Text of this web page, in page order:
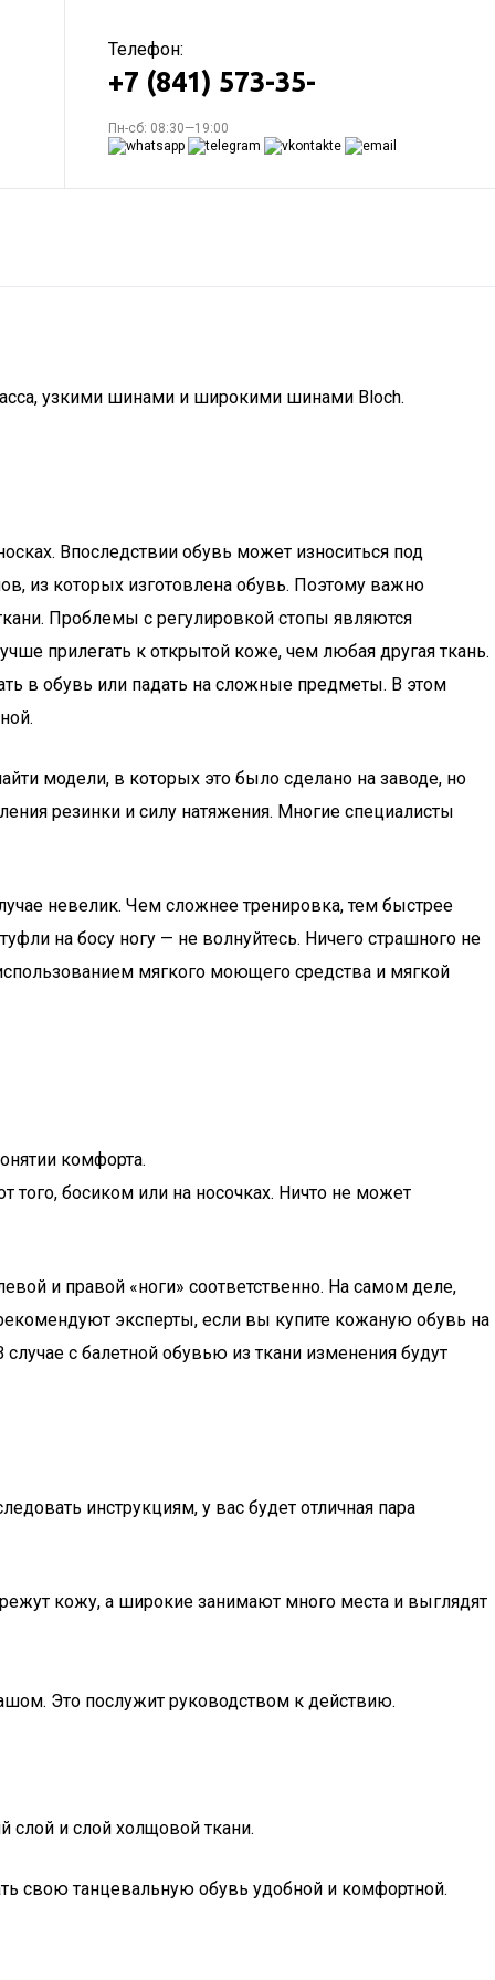
Телефон:
+7 (841) 573-35-
Пн-сб: 08:30—19:00
узкими шинами и широкими шинами Bloch.
Впоследствии обувь может износиться под
из которых изготовлена обувь. Поэтому важно
Проблемы с регулировкой стопы являются
прилегать к открытой коже, чем любая другая ткань.
в обувь или падать на сложные предметы. В этом
модели, в которых это было сделано на заводе, но
резинки и силу натяжения. Многие специалисты
невелик. Чем сложнее тренировка, тем быстрее
на босу ногу — не волнуйтесь. Ничего страшного не
мягкого моющего средства и мягкой
комфорта.
того, босиком или на носочках. Ничто не может
и правой «ноги» соответственно. На самом деле,
эксперты, если вы купите кожаную обувь на
с балетной обувью из ткани изменения будут
инструкциям, у вас будет отличная пара
кожу, а широкие занимают много места и выглядят
Это послужит руководством к действию.
слой и слой холщовой ткани.
свою танцевальную обувь удобной и комфортной.